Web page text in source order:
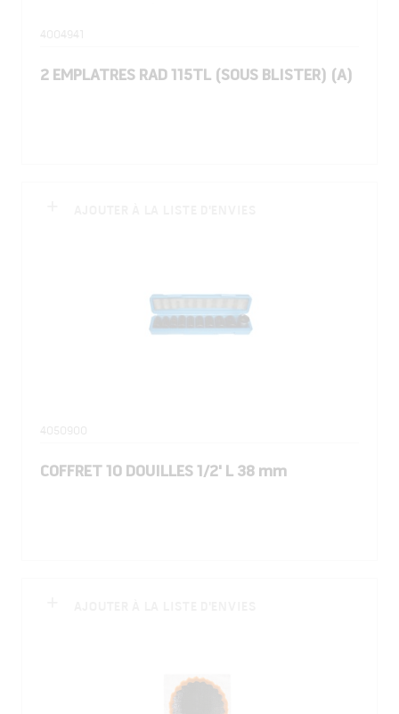
4004941
2 EMPLATRES RAD 115TL (SOUS BLISTER) (A)
4050900
COFFRET 10 DOUILLES 1/2' L 38 mm